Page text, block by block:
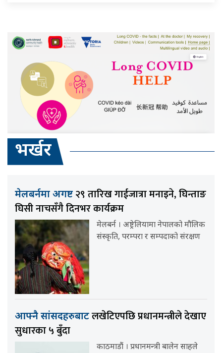
भर्खर
मेलबर्नमा अगष्ट २९ तारिख गाईजात्रा मनाइने, घिन्ताङ
घिसी नाचसँगै दिनभर कार्यक्रम
मेलबर्न । अष्ट्रेलियामा नेपालको मौलिक
संस्कृति, परम्परा र सम्पदाको संरक्षण
आफ्नै सांसदहरुबाटलखेटिएपछि प्रधानमन्त्रीले देखाए
सुधारका ५ बुँदा
काठमाडौं । प्रधानमन्त्री बालेन साहले